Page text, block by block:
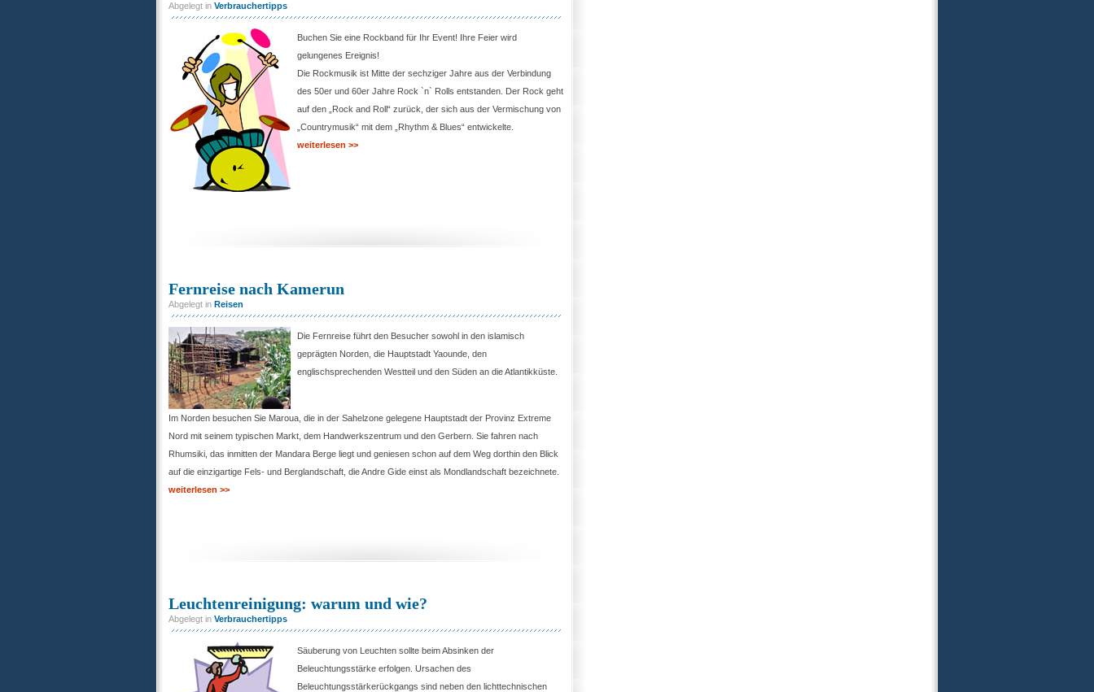
Abgelegt in Verbrauchertipps
Buchen Sie eine Rockband für Ihr Event! Ihre Feier wird
gelungenes Ereignis!
Die Rockmusik ist Mitte der sechziger Jahre aus der Verbindung
des 50er und 60er Jahre Rock `n` Rolls entstanden. Der Rock geht
auf den „Rock and Roll“ zurück, der sich aus der Vermischung von
„Countrymusik“ mit dem „Rhythm & Blues“ entwickelte.
weiterlesen >>
Fernreise nach Kamerun
Abgelegt in Reisen
Die Fernreise führt den Besucher sowohl in den islamisch
geprägten Norden, die Hauptstadt Yaounde, den
englischsprechenden Westteil und den Süden an die Atlantikküste.
Im Norden besuchen Sie Maroua, die in der Sahelzone gelegene Hauptstadt der Provinz Extreme
Nord mit seinem typischen Markt, dem Handwerkszentrum und den Gerbern. Sie fahren nach
Rhumsiki, das inmitten der Mandara Berge liegt und geniesen schon auf dem Weg dorthin den Blick
auf die einzigartige Fels- und Berglandschaft, die Andre Gide einst als Mondlandschaft bezeichnete.
weiterlesen >>
Leuchtenreinigung: warum und wie?
Abgelegt in Verbrauchertipps
Säuberung von Leuchten sollte beim Absinken der
Beleuchtungsstärke erfolgen. Ursachen des
Beleuchtungsstärkerückgangs sind neben den lichttechnischen